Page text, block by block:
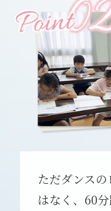
ただダンス
はなく、60